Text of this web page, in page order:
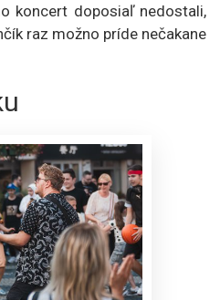
koncert doposiaľ nedostali,
raz možno príde nečakane